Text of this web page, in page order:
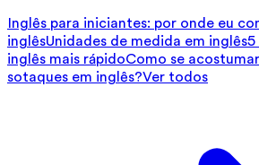
Inglês para iniciantes: por onde eu
inglêsUnidades de medida em inglês5
inglês mais rápidoComo se
sotaques em inglês?Ver todos